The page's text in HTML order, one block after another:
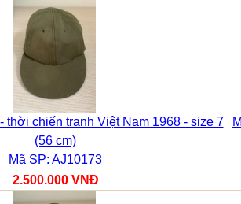
thời chiến tranh Việt Nam 1968 - size 7
(56 cm)
Mã SP: AJ10173
2.500.000 VNĐ